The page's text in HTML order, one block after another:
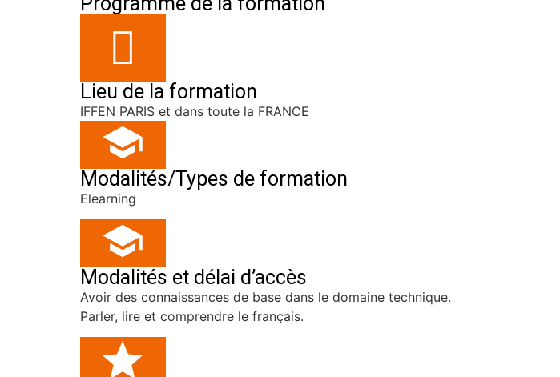
Lieu de la formation
IFFEN PARIS et dans toute la FRANCE
Modalités/Types de formation
Elearning
Modalités et délai d’accès
Avoir des connaissances de base dans le domaine technique.
Parler, lire et comprendre le français.